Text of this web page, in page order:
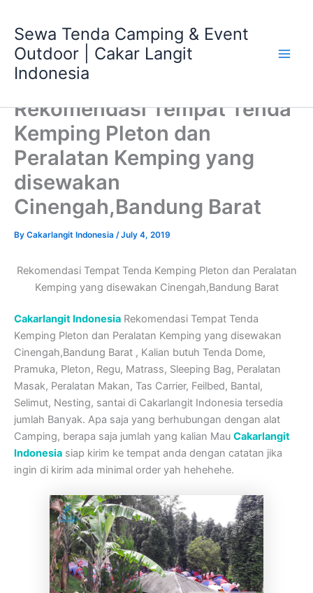
content
Sewa Tenda Camping & Event
Outdoor | Cakar Langit
Indonesia
Rekomendasi Tempat Tenda
Kemping Pleton dan
Peralatan Kemping yang
disewakan
Cinengah,Bandung Barat
By Cakarlangit Indonesia /July 4, 2019
Rekomendasi Tempat Tenda Kemping Pleton dan Peralatan
Kemping yang disewakan Cinengah,Bandung Barat
Cakarlangit Indonesia Rekomendasi Tempat Tenda
Kemping Pleton dan Peralatan Kemping yang disewakan
Cinengah,Bandung Barat , Kalian butuh Tenda Dome,
Pramuka, Pleton, Regu, Matrass, Sleeping Bag, Peralatan
Masak, Peralatan Makan, Tas Carrier, Feilbed, Bantal,
Selimut, Nesting, santai di Cakarlangit Indonesia tersedia
jumlah Banyak. Apa saja yang berhubungan dengan alat
Camping, berapa saja jumlah yang kalian Mau Cakarlangit
Indonesia siap kirim ke tempat anda dengan catatan jika
ingin di kirim ada minimal order yah hehehehe.